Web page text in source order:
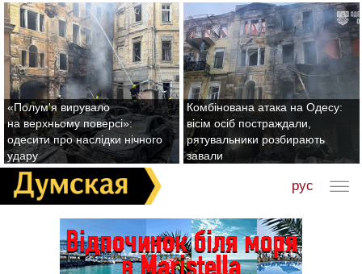
«Полум'я вирувало
на верхньому поверсі»:
одесити про наслідки нічного
удару
Комбінована атака на Одесу:
вісім осіб постраждали,
рятувальники розбирають
завали
рус